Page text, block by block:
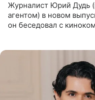
Журналист Юрий Дудь
агентом) в новом
он беседовал с